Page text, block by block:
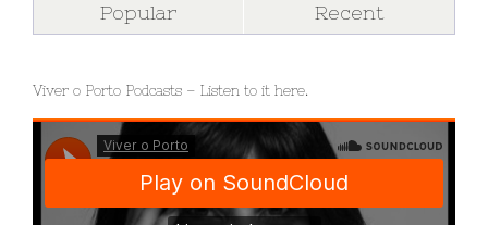
Popular Recent
Viver o Porto Podcasts – Listen to it here.